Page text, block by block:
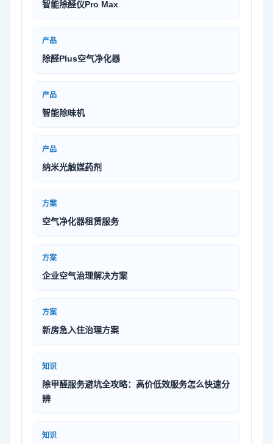
智能除醛仪Pro Max
产品
除醛Plus空气净化器
产品
智能除味机
产品
纳米光触媒药剂
方案
空气净化器租赁服务
方案
企业空气治理解决方案
方案
新房急入住治理方案
知识
除甲醛服务避坑全攻略：高价低效服务怎么快速分
辨
知识